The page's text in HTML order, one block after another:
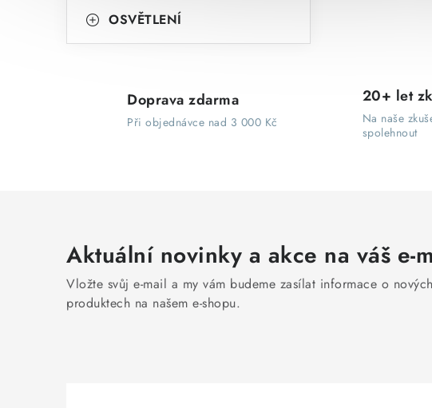
OSVĚTLENÍ
Doprava zdarma
Při objednávce nad 3 000 Kč
20+ let
Na naše
spolehnout
Aktuální novinky a akce na váš e-
Vložte svůj e-mail a my vám budeme zasílat informace o nových
produktech na našem e-shopu.